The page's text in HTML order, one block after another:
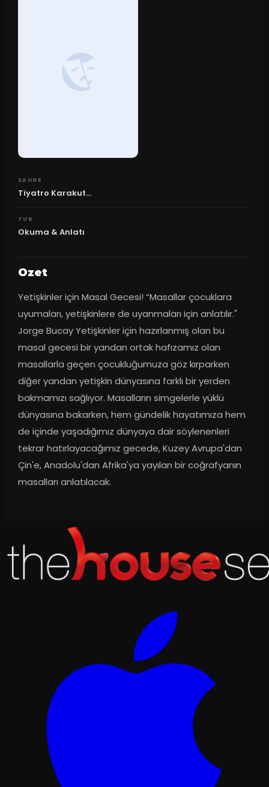
SAHNE
Tiyatro Karakut...
TUR
Okuma & Anlatı
Ozet
Yetişkinler için Masal Gecesi! “Masallar çocuklara
uyumaları, yetişkinlere de uyanmaları için anlatılır."
Jorge Bucay Yetişkinler için hazırlanmış olan bu
masal gecesi bir yandan ortak hafızamız olan
masallarla geçen çocukluğumuza göz kırparken
diğer yandan yetişkin dünyasına farklı bir yerden
bakmamızı sağlıyor. Masalların simgelerle yüklü
dünyasına bakarken, hem gündelik hayatımıza hem
de içinde yaşadığımız dünyaya dair söylenenleri
tekrar hatırlayacağımız gecede, Kuzey Avrupa'dan
Çin'e, Anadolu'dan Afrika'ya yayılan bir coğrafyanın
masalları anlatılacak.